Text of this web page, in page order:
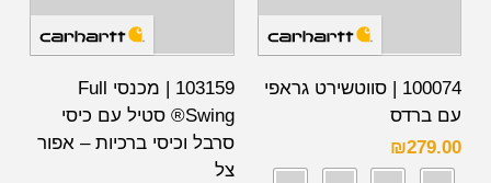
100074 | סווטשירט גראפי
עם ברדס
₪279.00
103159 | מכנסי Full
Swing® סטיל עם כיסי
סרבל וכיסי ברכיות – אפור
צל